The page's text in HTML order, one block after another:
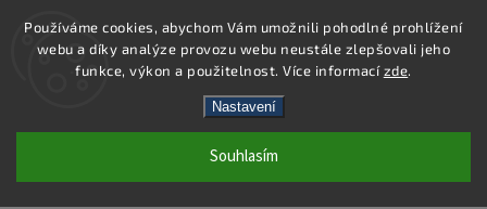
Používáme cookies, abychom Vám umožnili pohodlné prohlížení
webu a díky analýze provozu webu neustále zlepšovali jeho
funkce, výkon a použitelnost. Více informacízde.
Nastavení
Souhlasím
Hledat
DA015 - NÁRAMEK NA NOHU - OCEL